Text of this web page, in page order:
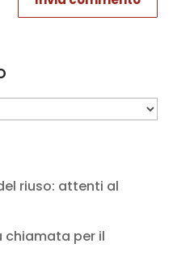
riuso: attenti al
chiamata per il